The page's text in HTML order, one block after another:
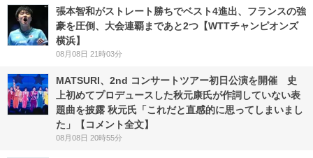
張本智和がストレート勝ちでベスト4進出、フランスの強
豪を圧倒、大会連覇まであと2つ【WTTチャンピオンズ
横浜】
08月08日 21時03分
MATSURI、2nd コンサートツアー初日公演を開催 史
上初めてプロデュースした秋元康氏が作詞していない表
題曲を披露 秋元氏「これだと直感的に思ってしまいまし
た」【コメント全文】
08月08日 20時55分